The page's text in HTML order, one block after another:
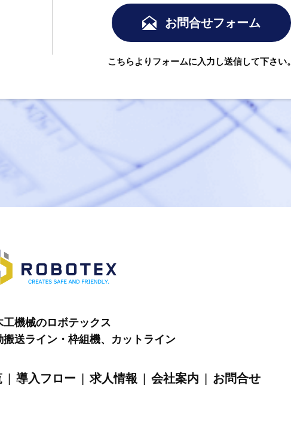
お問合せフォーム
こちらよりフォームに入力し送信して下さい。
工機械のロボテックス
搬送ライン・枠組機、カットライン
導入フロー 求人情報 会社案内 お問合せ